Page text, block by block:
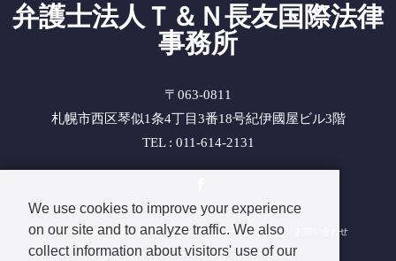
弁護士法人Ｔ＆Ｎ長友国際法律
事務所
〒063-0811
札幌市西区琴似1条4丁目3番18号紀伊國屋ビル3階
TEL : 011-614-2131
Facebook
長友国際法律事務所について プライバシーポリシー お問い合わせ
We use cookies to improve your experience
on our site and to analyze traffic. We also
collect information about visitors' use of our